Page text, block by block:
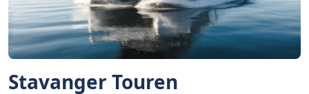
Stavanger Touren